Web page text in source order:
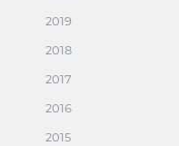
2019
2018
2017
2016
2015